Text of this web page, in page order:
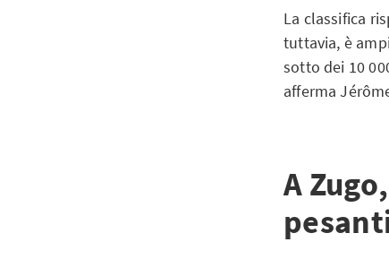
La classifica
tuttavia, è
sotto dei 10
afferma
A